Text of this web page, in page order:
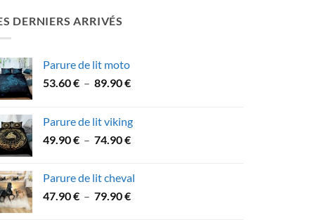
DERNIERS ARRIVÉS
Parure de lit moto
53.60€ – 89.90€Plage
53.60 €
à
Parure de lit viking
49.90€ – 74.90€Plage
49.90 €
à
Parure de lit cheval
47.90€ – 79.90€Plage